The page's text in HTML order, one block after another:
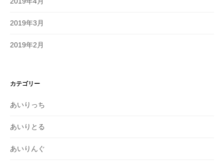
2019年3月
2019年2月
カテゴリー
あいりっち
あいりとる
あいりんぐ